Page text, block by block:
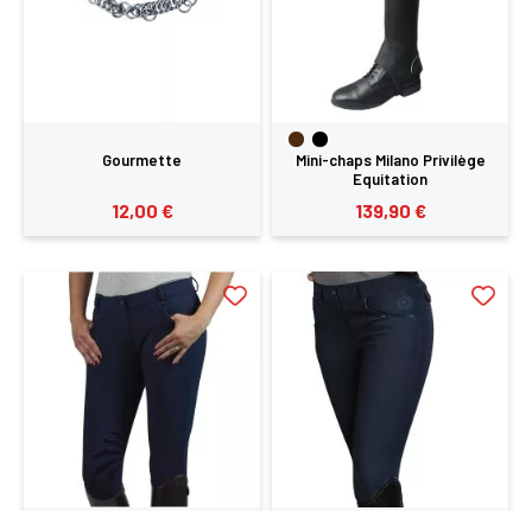
Gourmette
12,00 €
Mini-chaps Milano Privilège
Equitation
139,90 €